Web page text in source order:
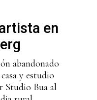
en
abandonado
y estudio
Studio Bua al